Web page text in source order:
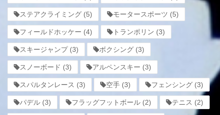
ステアクライミング (5) モータースポーツ (5)
フィールドホッケー (4) トランポリン (3)
スキージャンプ(3) ボクシング (3)
スノーボード (3) アルペンスキー (3)
スパルタンレース (3) 空手 (3) フェンシング (3)
パデル (3) フラッグフットボール (2) テニス (2)